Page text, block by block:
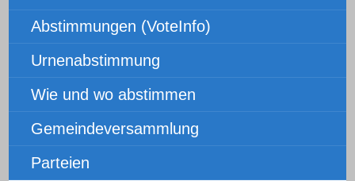
Abstimmungen (VoteInfo)
Urnenabstimmung
Wie und wo abstimmen
Gemeindeversammlung
Parteien